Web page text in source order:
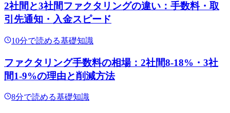
2社間と3社間ファクタリングの違い：手数料・取
引先通知・入金スピード
10分で読める基礎知識
ファクタリング手数料の相場：2社間8-18%・3社
間1-9%の理由と削減方法
8分で読める基礎知識